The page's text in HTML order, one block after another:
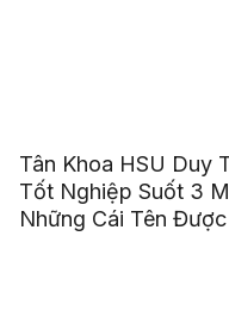
Tân Khoa HSU Duy
Tốt Nghiệp Suốt 3
Những Cái Tên